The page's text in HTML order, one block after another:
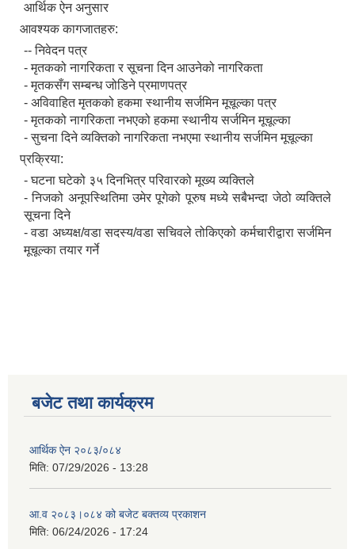
आर्थिक ऐन अनुसार
आवश्यक कागजातहरु:
-- निवेदन पत्र
- मृतकको नागरिकता र सूचना दिन आउनेको नागरिकता
- मृतकसँग सम्बन्ध जोडिने प्रमाणपत्र
- अविवाहित मृतकको हकमा स्थानीय सर्जमिन मूचूल्का पत्र
- मृतकको नागरिकता नभएको हकमा स्थानीय सर्जमिन मूचूल्का
- सुचना दिने व्यक्तिको नागरिकता नभएमा स्थानीय सर्जमिन मूचूल्का
प्रक्रिया:
- घटना घटेको ३५ दिनभित्र परिवारको मूख्य व्यक्तिले
- निजको अनूपस्थितिमा उमेर पूगेको पूरुष मध्ये सबैभन्दा जेठो व्यक्तिले
सूचना दिने
- वडा अध्यक्ष/वडा सदस्य/वडा सचिवले तोकिएको कर्मचारीद्वारा सर्जमिन
मूचूल्का तयार गर्ने
बजेट तथा कार्यक्रम
आर्थिक ऐन २०८३/०८४
मिति: 07/29/2026 - 13:28
आ.व २०८३।०८४ को बजेट बक्तव्य प्रकाशन
मिति: 06/24/2026 - 17:24